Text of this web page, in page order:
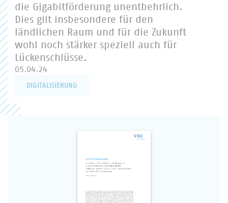
die Gigabitförderung unentbehrlich.
Dies gilt insbesondere für den
ländlichen Raum und für die Zukunft
wohl noch stärker speziell auch für
Lückenschlüsse.
05.04.24
DIGITALISIERUNG